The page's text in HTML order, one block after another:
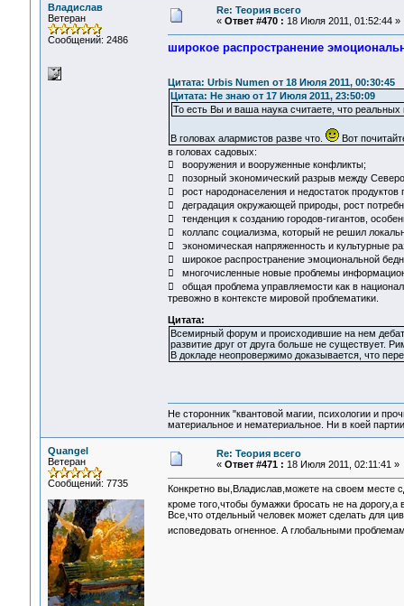
Владислав
Ветеран
Сообщений: 2486
Re: Теория всего
« Ответ #470 : 18 Июля 2011, 01:52:44 »
широкое распространение
Цитата: Urbis Numen от 18 Июля 2011, 00:30:45
Цитата: Не знаю от 17 Июля 2011, 23:50:09
То есть Вы и ваша наука считаете, что
В головах алармистов разве что.
Вот
в головах садовых:
 вооружения и вооруженные конфликты;
 позорный экономический разрыв между
 рост народонаселения и недостаток продуктов
 деградация окружающей природы, рост
 тенденция к созданию городов-гигантов,
 коллапс социализма, который не решил
 экономическая напряженность и культурные
 широкое распространение эмоциональной
 многочисленные новые проблемы
 общая проблема управляемости как в
тревожно в контексте мировой проблематики.
Цитата:
Всемирный форум и происходившие на нем
развитие друг от друга больше не существует.
В докладе неопровержимо доказывается, что
Не сторонник "квантовой магии, психологии и
материальное и нематериальное. Ни в коей
Quangel
Ветеран
Сообщений: 7735
Re: Теория всего
« Ответ #471 : 18 Июля 2011, 02:11:41 »
Конкретно вы,Владислав,можете на своем месте
кроме того,чтобы бумажки бросать не на
Все,что отдельный человек может сделать для
исповедовать огненное. А глобальными